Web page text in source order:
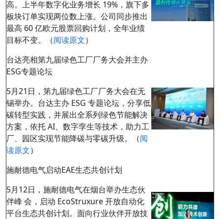
高。上半年数字化业务增长 19%，旗下多
板块订单实现两位数上涨。公司同步推出
最高 60 亿欧元股票回购计划，全年业绩
目标不变。（阅读原文）
台达亮相第九届绿色工厂厂务大会并主办
ESG专题论坛
5月21日，第九届绿色工厂厂务大会在无
锡举办。台达主办 ESG 专题论坛，分享低
碳转型实践，并展出全系列绿色节能解决
方案，依托 AI、数字孪生等技术，助力工
厂、园区实现节能降碳与零碳升级。（阅
读原文）
施耐德电气启动EAE生态共创计划
5月12日，施耐德电气在烟台举办生态伙
伴峰 会，启动 EcoStruxure 开放自动化
平台生态共创计划。面向行业伙伴开放技